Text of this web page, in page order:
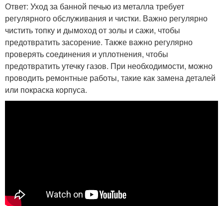
Ответ: Уход за банной печью из металла требует
регулярного обслуживания и чистки. Важно регулярно
чистить топку и дымоход от золы и сажи, чтобы
предотвратить засорение. Также важно регулярно
проверять соединения и уплотнения, чтобы
предотвратить утечку газов. При необходимости, можно
проводить ремонтные работы, такие как замена деталей
или покраска корпуса.